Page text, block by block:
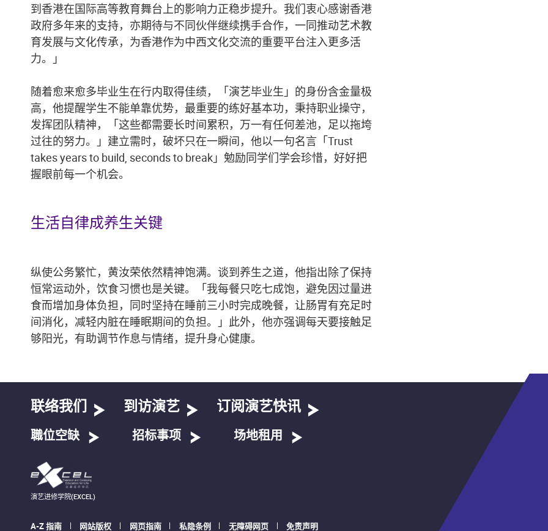
到香港在国际高等教育舞台上的影响力正稳步提升。我们衷心感谢香港
政府多年来的支持，亦期待与不同伙伴继续携手合作，一同推动艺术教
育发展与文化传承，为香港作为中西文化交流的重要平台注入更多活
力。」
随着愈来愈多毕业生在行内取得佳绩，「演艺毕业生」的身份含金量极
高，他提醒学生不能单靠优势，最重要的练好基本功，秉持职业操守，
发挥团队精神，「这些都需要长时间累积，万一有任何差池，足以拖垮
过往的努力。」建立需时，破坏只在一瞬间，他以一句名言「Trust
takes years to build, seconds to break」勉励同学们学会珍惜，好好把
握眼前每一个机会。
生活自律成养生关键
纵使公务繁忙，黄汝荣依然精神饱满。谈到养生之道，他指出除了保持
恒常运动外，饮食习惯也是关键。「我每餐只吃七成饱，避免因过量进
食而增加身体负担，同时坚持在睡前三小时完成晚餐，让肠胃有充足时
间消化，减轻内脏在睡眠期间的负担。」此外，他亦强调每天要接触足
够阳光，有助调节作息与情绪，提升身心健康。
联络我们 到访演艺 订阅演艺快讯
職位空缺 招标事项 场地租用
演艺进修学院(EXCEL)
A-Z 指南 网站版权 网页指南 私隐条例 无障碍网页 免责声明